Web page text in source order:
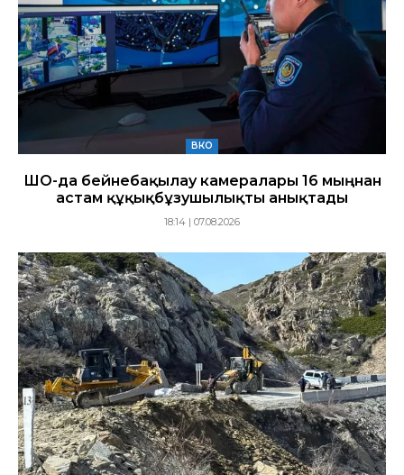
ВКО
ШҚО-да бейнебақылау камералары 16 мыңнан
астам құқықбұзушылықты анықтады
18:14 | 07.08.2026